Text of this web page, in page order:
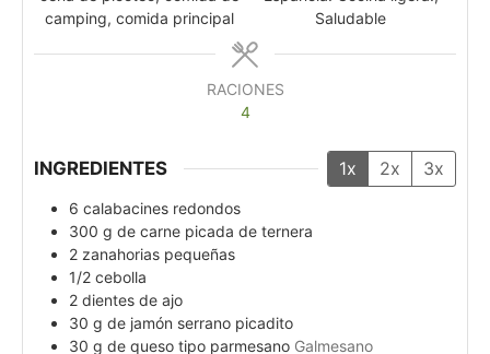
camping, comida principal
Saludable
RACIONES
4
INGREDIENTES 1x 2x 3x
6 calabacines redondos
300 g de carne picada de ternera
2 zanahorias pequeñas
1/2 cebolla
2 dientes de ajo
30 g de jamón serrano picadito
30 g de queso tipo parmesano Galmesano